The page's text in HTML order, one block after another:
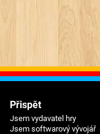
Přispět
Jsem vydavatel hry
Jsem softwarový vývojář